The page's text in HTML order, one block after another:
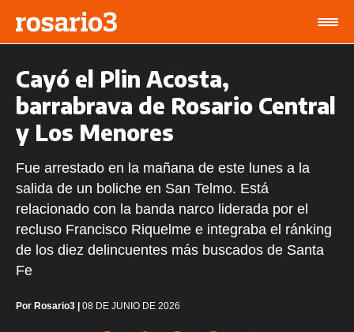
Cayó el Plin Acosta,
barrabrava de Rosario Central
y Los Menores
Fue arrestado en la mañana de este lunes a la
salida de un boliche en San Telmo. Está
relacionado con la banda narco liderada por el
recluso Francisco Riquelme e integraba el ránking
de los diez delincuentes más buscados de Santa
Fe
Por Rosario3 08 DE JUNIO DE 2026